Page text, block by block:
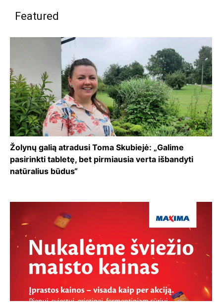
Featured
Žolynų galią atradusi Toma Skubiejė: „Galime
pasirinkti tabletę, bet pirmiausia verta išbandyti
natūralius būdus“